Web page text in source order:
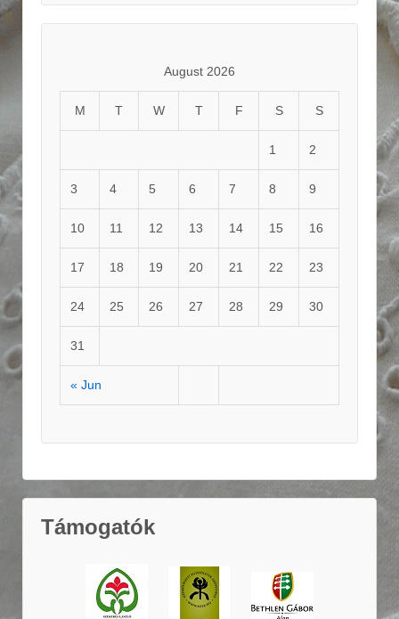
August 2026
M T W T F S S
« Jun
1 2
3 4 5 6 7 8 9
10 11 12 13 14 15 16
17 18 19 20 21 22 23
24 25 26 27 28 29 30
31
Támogatók